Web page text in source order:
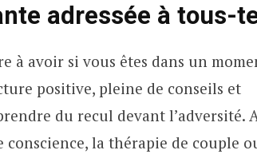
adressée à tous-
à avoir si vous êtes dans un
positive, pleine de conseils et
du recul devant l’adversité.
la thérapie de couple